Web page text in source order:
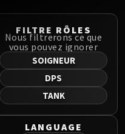
FILTRE RÔLES
Nous filtrerons ce que
vous pouvez ignorer
SOIGNEUR
DPS
TANK
LANGUAGE